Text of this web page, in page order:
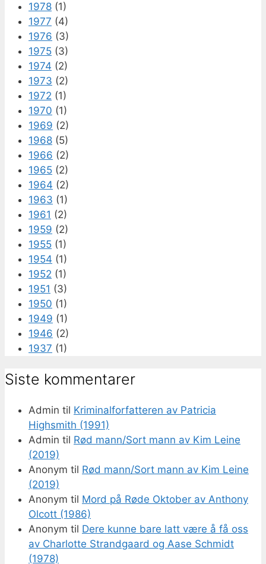
1978 (1)
1977 (4)
1976 (3)
1975 (3)
1974 (2)
1973 (2)
1972 (1)
1970 (1)
1969 (2)
1968 (5)
1966 (2)
1965 (2)
1964 (2)
1963 (1)
1961 (2)
1959 (2)
1955 (1)
1954 (1)
1952 (1)
1951 (3)
1950 (1)
1949 (1)
1946 (2)
1937 (1)
Siste kommentarer
Admin til Kriminalforfatteren av Patricia
Highsmith (1991)
Admin til Rød mann/Sort mann av Kim Leine
(2019)
Anonym til Rød mann/Sort mann av Kim Leine
(2019)
Anonym til Mord på Røde Oktober av Anthony
Olcott (1986)
Anonym til Dere kunne bare latt være å få oss
av Charlotte Strandgaard og Aase Schmidt
(1978)